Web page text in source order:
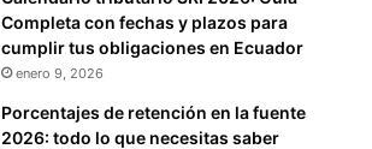
Completa con fechas y plazos para
cumplir tus obligaciones en Ecuador
enero 9, 2026
Porcentajes de retención en la fuente
2026: todo lo que necesitas saber